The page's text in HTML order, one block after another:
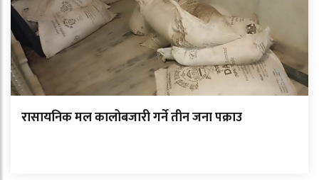
रासायनिक मल कालोबजारी गर्ने तीन जना पक्राउ